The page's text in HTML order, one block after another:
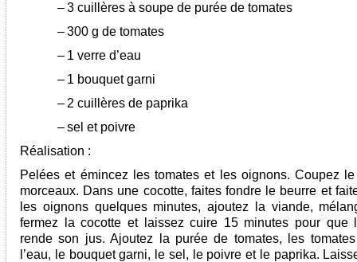
–3 cuillères à soupe de purée de tomates
–300 g de tomates
– 1 verre d’eau
– 1 bouquet garni
– 2 cuillères de paprika
–sel et poivre
Réalisation :
Pelées et émincez les tomates et les oignons. Coupez
morceaux. Dans une cocotte, faites fondre le beurre et
les oignons quelques minutes, ajoutez la viande,
fermez la cocotte et laissez cuire 15 minutes pour que
rende son jus. Ajoutez la purée de tomates, les
l’eau, le bouquet garni, le sel, le poivre et le paprika.